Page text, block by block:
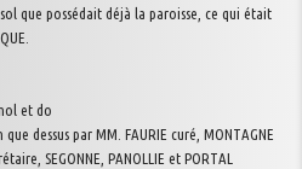
que possédait déjà la paroisse, ce qui était
et do
dessus par MM. FAURIE curé, MONTAGNE
SEGONNE, PANOLLIE et PORTAL